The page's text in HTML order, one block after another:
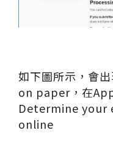
如下圖所示，會
on paper，在
Determine
online